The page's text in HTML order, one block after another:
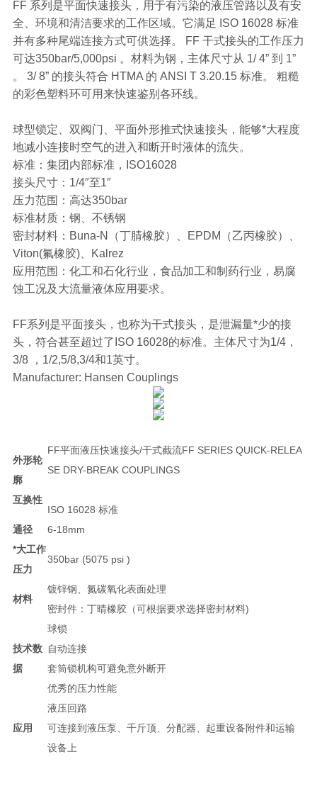
FF 系列是平面快速接头，用于有污染的液压管路以及有安
全、环境和清洁要求的工作区域。它满足 ISO 16028 标准
并有多种尾端连接方式可供选择。 FF 干式接头的工作压力
可达350bar/5,000psi 。材料为钢，主体尺寸从 1/ 4” 到 1”
。 3/ 8” 的接头符合 HTMA 的 ANSI T 3.20.15 标准。 粗糙
的彩色塑料环可用来快速鉴别各环线。
球型锁定、双阀门、平面外形推式快速接头，能够*大程度
地减小连接时空气的进入和断开时液体的流失。
标准：集团内部标准，ISO16028
接头尺寸：1/4″至1″
压力范围：高达350bar
标准材质：钢、不锈钢
密封材料：Buna-N（丁腈橡胶）、EPDM（乙丙橡胶）、
Viton(氟橡胶)、Kalrez
应用范围：化工和石化行业，食品加工和制药行业，易腐
蚀工况及大流量液体应用要求。
FF系列是平面接头，也称为干式接头，是泄漏量*少的接
头，符合甚至超过了ISO 16028的标准。主体尺寸为1/4，
3/8 ，1/2,5/8,3/4和1英寸。
Manufacturer: Hansen Couplings
外形轮
廓
互换性
FF平面液压快速接头/干式截流FF SERIES QUICK-RELEA
SE DRY-BREAK COUPLINGS
ISO 16028 标准
通径
6-18mm
*大工作
压力
350bar (5075 psi )
材料
镀锌钢、氮碳氧化表面处理
密封件：丁晴橡胶（可根据要求选择密封材料)
技术数
据
球锁
自动连接
套筒锁机构可避免意外断开
优秀的压力性能
应用
液压回路
可连接到液压泵、千斤顶、分配器、起重设备附件和运输
设备上